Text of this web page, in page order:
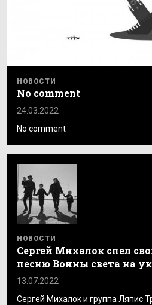
НОВОСТИ
No comment
24.03.2022
No comment
НОВОСТИ
Сергей Михалок спел
песню Воины света на
13.07.2022
Сергей Михалок и группа Ляпис